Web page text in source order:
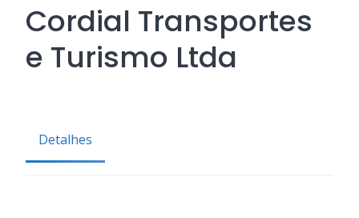
Cordial Transportes
e Turismo Ltda
Detalhes